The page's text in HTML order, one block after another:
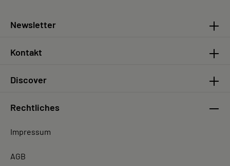
Newsletter
Discover
Kontakt
Rechtliches
Impressum
AGB